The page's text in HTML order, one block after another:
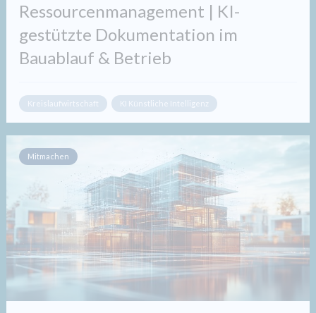
Ressourcenmanagement | KI-
gestützte Dokumentation im
Bauablauf & Betrieb
Kreislaufwirtschaft KI Künstliche Intelligenz
Mitmachen